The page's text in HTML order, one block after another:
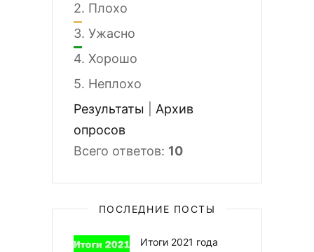
2. Плохо
3. Ужасно
4. Хорошо
5. Неплохо
Результаты
Архив
опросов
Всего ответов: 10
ПОСЛЕДНИЕ ПОСТЫ
Итоги 2021 года